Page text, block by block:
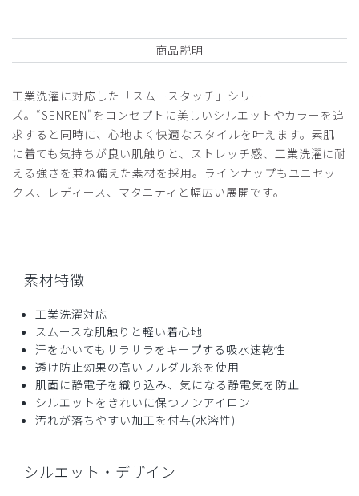
商品説明
工業洗濯に対応した「スムースタッチ」シリー
ズ。“SENREN"をコンセプトに美しいシルエットやカラーを追
求すると同時に、心地よく快適なスタイルを叶えます。素肌
に着ても気持ちが良い肌触りと、ストレッチ感、工業洗濯に耐
える強さを兼ね備えた素材を採用。ラインナップもユニセッ
クス、レディース、マタニティと幅広い展開です。
素材特徴
工業洗濯対応
スムースな肌触りと軽い着心地
汗をかいてもサラサラをキープする吸水速乾性
透け防止効果の高いフルダル糸を使用
肌面に静電子を織り込み、気になる静電気を防止
シルエットをきれいに保つノンアイロン
汚れが落ちやすい加工を付与(水溶性)
シルエット・デザイン